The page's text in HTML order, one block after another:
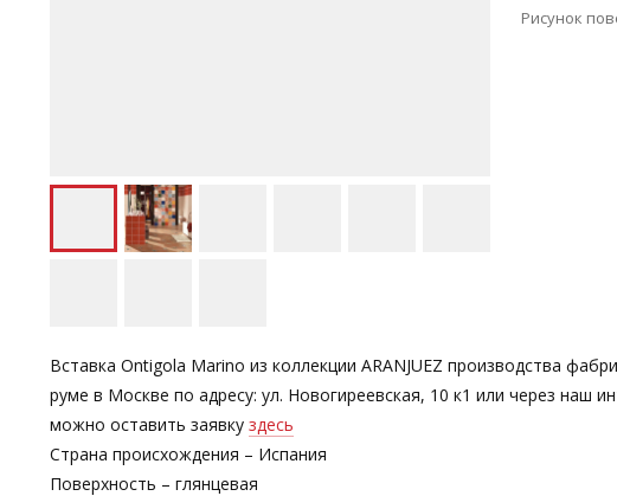
Рисунок
Вставка Ontigola Marino из коллекции ARANJUEZ производства
руме в Москве по адресу: ул. Новогиреевская, 10 к1 или через
можно оставить заявку здесь
Страна происхождения – Испания
Поверхность – глянцевая